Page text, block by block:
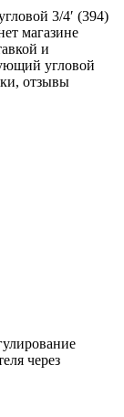
3/4′ (394)
магазине
и
угловой
отзывы
через